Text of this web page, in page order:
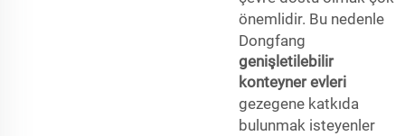
önemlidir. Bu nedenle
Dongfang
genişletilebilir
konteyner evleri
gezegene katkıda
bulunmak isteyenler